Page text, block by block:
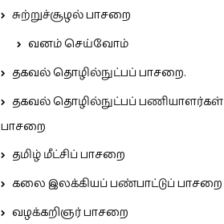
சுற்றுச்சூழல் பாசறை
வனம் செய்வோம்
தகவல் தொழில்நுட்பப் பாசறை.
தகவல் தொழில்நுட்பப் பணியாளர்கள்
பாசறை
தமிழ் மீட்சிப் பாசறை
கலை இலக்கியப் பண்பாட்டுப் பாசறை
வழக்கறிஞர் பாசறை